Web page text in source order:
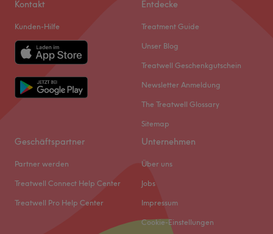
Kontakt
Kunden-Hilfe
Entdecke
Treatment Guide
Unser Blog
Treatwell Geschenkgutschein
Newsletter Anmeldung
The Treatwell Glossary
Sitemap
Geschäftspartner
Partner werden
Treatwell Connect Help Center
Treatwell Pro Help Center
Unternehmen
Über uns
Jobs
Impressum
Cookie-Einstellungen